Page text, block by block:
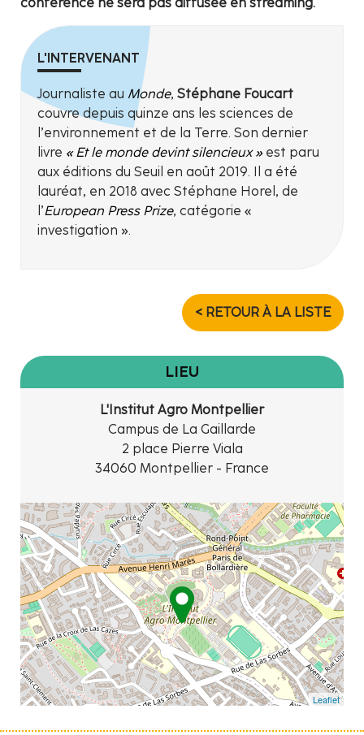
L'INTERVENANT
Journaliste au Monde, Stéphane Foucart
couvre depuis quinze ans les sciences de
l’environnement et de la Terre. Son dernier
livre « Et le monde devint silencieux »est paru
aux éditions du Seuil en août 2019. Il a été
lauréat, en 2018 avec Stéphane Horel, de
l’European Press Prize, catégorie «
investigation ».
< RETOUR À LA LISTE
LIEU
L'Institut Agro Montpellier
Campus de La Gaillarde
2 place Pierre Viala
34060 Montpellier - France
Leaflet